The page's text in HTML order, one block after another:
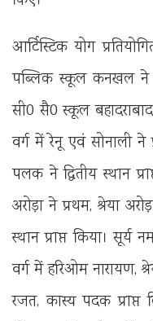
आर्टिस्टिक योग
पब्लिक स्कूल कनखल ने
सी0 सै0 स्कूल बहादराबाद
वर्ग में रेनू एवं सोनाली ने
पलक ने द्वितीय स्थान
अरोड़ा ने प्रथम, श्रेया
स्थान प्राप्त किया।
वर्ग में हरिओम नारायण,
रजत, कास्य पदक